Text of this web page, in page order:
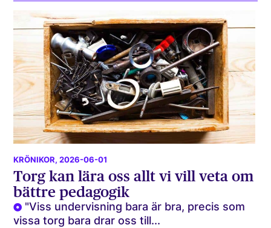
KRÖNIKOR, 2026-06-01
Torg kan lära oss allt vi vill veta om
bättre pedagogik
"Viss undervisning bara är bra, precis som
vissa torg bara drar oss till...